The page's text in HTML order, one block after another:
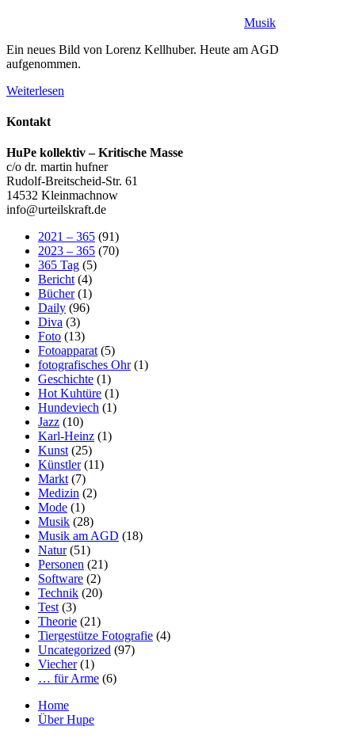
Musik
Ein neues Bild von Lorenz Kellhuber. Heute am AGD
aufgenommen.
Weiterlesen
Kontakt
HuPe kollektiv – Kritische Masse
c/o dr. martin hufner
Rudolf-Breitscheid-Str. 61
14532 Kleinmachnow
info@urteilskraft.de
2021 – 365 (91)
2023 – 365 (70)
365 Tag (5)
Bericht (4)
Bücher(1)
Daily (96)
Diva (3)
Foto (13)
Fotoapparat (5)
fotografisches Ohr(1)
Geschichte (1)
Hot Kuhtüre (1)
Hundeviech (1)
Jazz (10)
Karl-Heinz (1)
Kunst (25)
Künstler(11)
Markt (7)
Medizin (2)
Mode (1)
Musik (28)
Musik am AGD (18)
Natur(51)
Personen (21)
Software (2)
Technik (20)
Test (3)
Theorie (21)
Tiergestütze Fotografie (4)
Uncategorized (97)
Viecher(1)
… für Arme (6)
Home
Über Hupe